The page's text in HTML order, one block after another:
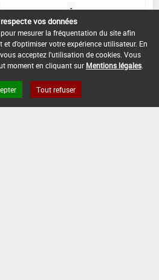
-
APPLICATIONS :
:
respecte vos données
mesurer la fréquentation du site afin
d'optimiser votre expérience utilisateur. En
acceptez l'utilisation de cookies. Vous
moment en cliquant sur Mentions légales
Tout refuser